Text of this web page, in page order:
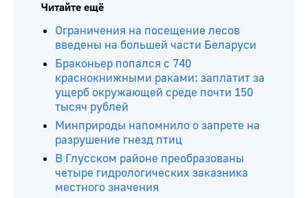
Читайте ещё
Ограничения на посещение лесов
введены на большей части Беларуси
Браконьер попался с 740
краснокнижными раками: заплатит за
ущерб окружающей среде почти 150
тысяч рублей
Минприроды напомнило о запрете на
разрушение гнезд птиц
В Глусском районе преобразованы
четыре гидрологических заказника
местного значения